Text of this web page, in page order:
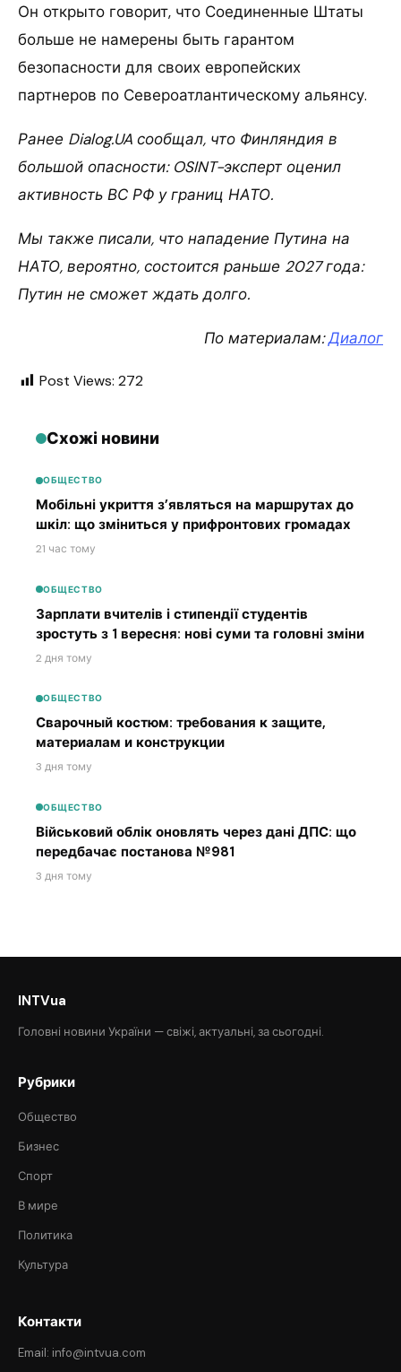
Он открыто говорит, что Соединенные Штаты
больше не намерены быть гарантом
безопасности для своих европейских
партнеров по Североатлантическому альянсу.
Ранее Dialog.UA сообщал, что Финляндия в
большой опасности: OSINT-эксперт оценил
активность ВС РФ у границ НАТО.
Мы также писали, что нападение Путина на
НАТО, вероятно, состоится раньше 2027 года:
Путин не сможет ждать долго.
По материалам:Диалог
Post Views: 272
Схожі новини
ОБЩЕСТВО
Мобільні укриття з’являться на маршрутах до
шкіл: що зміниться у прифронтових громадах
21 час тому
ОБЩЕСТВО
Зарплати вчителів і стипендії студентів
зростуть з 1 вересня: нові суми та головні зміни
2 дня тому
ОБЩЕСТВО
Сварочный костюм: требования к защите,
материалам и конструкции
3 дня тому
ОБЩЕСТВО
Військовий облік оновлять через дані ДПС: що
передбачає постанова №981
3 дня тому
INTVua
Головні новини України — свіжі, актуальні, за сьогодні.
Рубрики
Общество
Бизнес
Спорт
В мире
Политика
Культура
Контакти
Email: info@intvua.com